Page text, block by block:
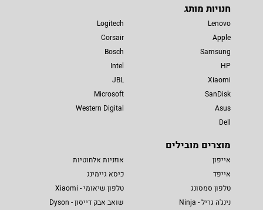
חנויות מותג
Lenovo
Apple
Samsung
HP
Xiaomi
SanDisk
Asus
Dell
Logitech
Corsair
Bosch
Intel
JBL
Microsoft
Western Digital
מוצרים מובילים
אייפון
אייפד
טלפון סמסונג
נינג'ה גריל - Ninja
אוזניות אלחוטיות
כיסא גיימינג
טלפון שיאומי - Xiaomi
שואב אבק דייסון - Dyson